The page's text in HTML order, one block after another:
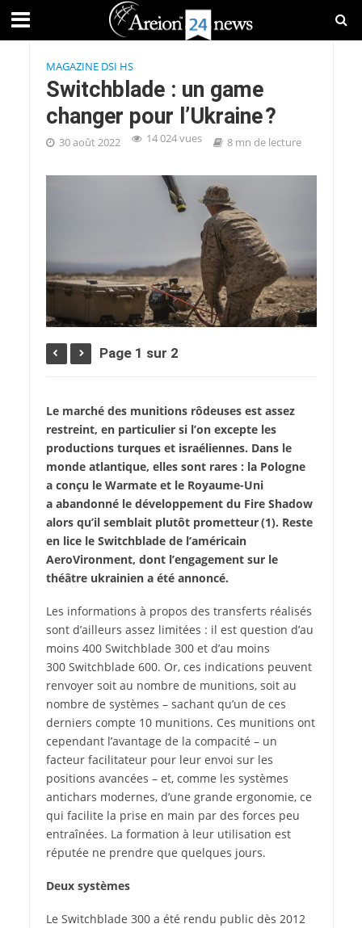
MAGAZINE DSI HS
Switchblade : un game
changer pour l’Ukraine ?
30 août 2022 14 024 vues 8 mn de lecture
Page 1 sur 2
Le marché des munitions rôdeuses est assez
restreint, en particulier si l’on excepte les
productions turques et israéliennes. Dans le
monde atlantique, elles sont rares : la Pologne
a conçu le Warmate et le Royaume-Uni
a abandonné le développement du Fire Shadow
alors qu’il semblait plutôt prometteur (1). Reste
en lice le Switchblade de l’américain
AeroVironment, dont l’engagement sur le
théâtre ukrainien a été annoncé.
Les informations à propos des transferts réalisés
sont d’ailleurs assez limitées : il est question d’au
moins 400 Switchblade 300 et d’au moins
300 Switchblade 600. Or, ces indications peuvent
renvoyer soit au nombre de munitions, soit au
nombre de systèmes – sachant qu’un de ces
derniers compte 10 munitions. Ces munitions ont
cependant l’avantage de la compacité – un
facteur facilitateur pour leur envoi sur les
positions avancées – et, comme les systèmes
antichars modernes, d’une grande ergonomie, ce
qui facilite la prise en main par des forces peu
entraînées. La formation à leur utilisation est
réputée ne prendre que quelques jours.
Deux systèmes
Le Switchblade 300 a été rendu public dès 2012